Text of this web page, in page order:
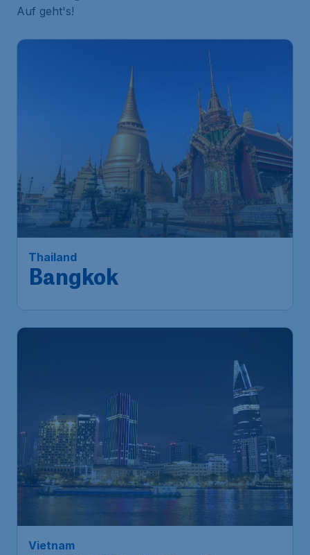
Auf geht's!
Thailand
Bangkok
Vietnam